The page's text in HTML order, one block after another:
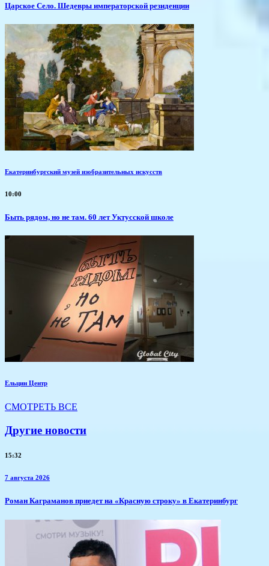
Царское Село. Шедевры императорской резиденции
Екатеринбургский музей изобразительных искусств
10:00
Быть рядом, но не там. 60 лет Уктусской школе
Ельцин Центр
СМОТРЕТЬ ВСЕ
Другие новости
15:32
7 августа 2026
​Роман Каграманов приедет на «Красную строку» в Екатеринбург